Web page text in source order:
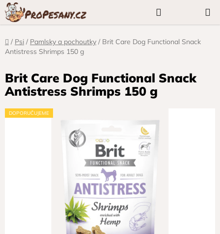
Přejít
na
obsah
KOŠÍK
Domů
/ Psi / Pamlsky a pochoutky / Brit Care Dog Functional Snack
Antistress Shrimps 150 g
Brit Care Dog Functional Snack
Antistress Shrimps 150 g
DOPORUČUJEME